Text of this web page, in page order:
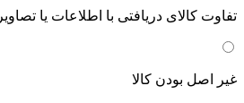
تفاوت کالای دریافتی با اطلاعات یا تصاویر
غیر اصل بودن کالا